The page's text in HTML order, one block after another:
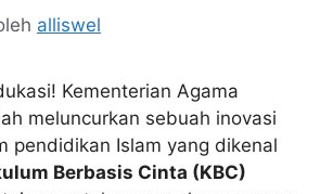
alliswel
Kementerian Agama
meluncurkan sebuah inovasi
pendidikan Islam yang dikenal
Berbasis Cinta (KBC)